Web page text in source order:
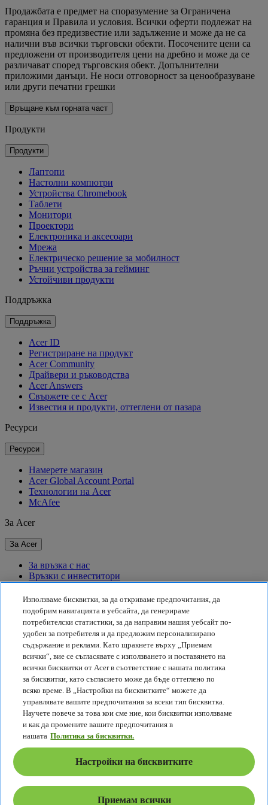
Продажбата е предмет на споразумение за Ограничена
гаранция и Правила и условия. Всички оферти подлежат на
промяна без предизвестие или задължение и може да не са
налични във всички търговски обекти. Посочените цени са
предложени от производителя цени на дребно и може да се
различават според търговския обект. Допълнителни
приложими данъци. Не носи отговорност за ценообразуване
или други печатни грешки
Връщане към горната част
Продукти
Продукти
Лаптопи
Настолни компютри
Устройства Chromebook
Таблети
Монитори
Проектори
Електроника и аксесоари
Мрежа
Електрическо решение за мобилност
Ръчни устройства за гейминг
Устойчиви продукти
Поддръжка
Поддръжка
Acer ID
Регистриране на продукт
Acer Community
Драйвери и ръководства
Acer Answers
Свържете се с Acer
Известия и продукти, оттеглени от пазара
Ресурси
Ресурси
Намерете магазин
Acer Global Account Portal
Технологии на Acer
McAfee
За Acer
За Acer
За връзка с нас
Връзки с инвеститори
Награди
Събития
Устойчивост
Устойчивост
Корпоративна социална отговорност
Въглероден отпечатък на продукта
Project Humanity
Earthion
Правила за поверителност
Правила за бисквитките
Правна бележка
Допълнителна правна информация
Политика за достъпност
Настройки на бисквитките
България - Български
Използваме бисквитки, за да откриваме предпочитания, да
подобрим навигацията в уебсайта, да генерираме
потребителски статистики, за да направим нашия уебсайт по-
удобен за потребителя и да предложим персонализирано
съдържание и реклами. Като щракнете върху „Приемам
всички“, вие се съгласявате с използването и поставянето на
всички бисквитки от Acer в съответствие с нашата политика
за бисквитки, като съгласието може да бъде оттеглено по
всяко време. В „Настройки на бисквитките“ можете да
управлявате вашите предпочитания за всеки тип бисквитка.
Научете повече за това кои сме ние, кои бисквитки използваме
и как да промените вашите предпочитания в
нашата Политика за бисквитки.
Настройки на бисквитките
Приемам всички